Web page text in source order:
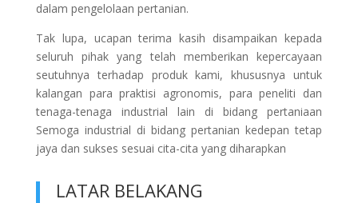
dalam pengelolaan pertanian.
Tak lupa, ucapan terima kasih disampaikan kepada
seluruh pihak yang telah memberikan kepercayaan
seutuhnya terhadap produk kami, khususnya untuk
kalangan para praktisi agronomis, para peneliti dan
tenaga-tenaga industrial lain di bidang pertaniaan
Semoga industrial di bidang pertanian kedepan tetap
jaya dan sukses sesuai cita-cita yang diharapkan
LATAR BELAKANG